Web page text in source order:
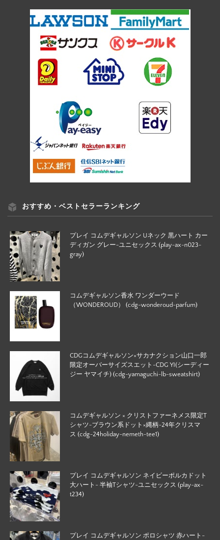
おすすめ・ベストセラーランキング
プレイ コムデギャルソン Uネック 黒ハート カー
ディガン グレー-ユニセックス (play-ax-n023-
gray)
コムデギャルソン香水 ワンダーウード
（WONDEROUD） (cdg-wonderoud-parfum)
CDGコムデギャルソン×サカナクション山口一郎
限定オーバーサイズスエット-CDG YI(シーディー
ジー ヤマイチ) (cdg-yamaguchi-lb-sweatshirt)
コムデギャルソン × クリストファーネメス限定T
シャツ-ブラウン系ドット×縄柄-24年クリスマ
ス (cdg-24holiday-nemeth-tee1)
プレイ コムデギャルソン ネイビーポルカドット
大ハート- 半袖Tシャツ-ユニセックス (play-ax-
t234)
プレイ コムデギャルソン ポロシャツ 赤ハート-